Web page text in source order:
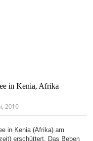
in Kenia, Afrika
2010
in Kenia (Afrika) am
erschüttert. Das Beben